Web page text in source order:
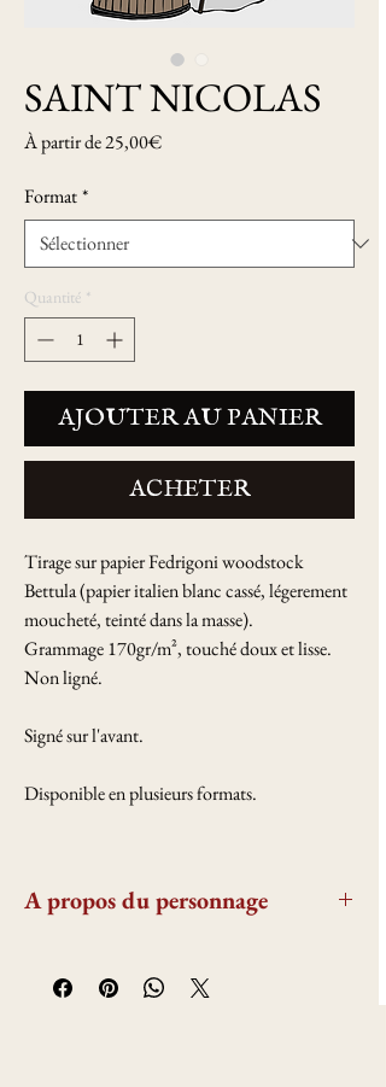
SAINT NICOLAS
À partir de25,00€Prix
Format*
Quantité *
AJOUTER AU PANIER
ACHETER
Tirage sur papier Fedrigoni woodstock
Bettula (papier italien blanc cassé, légerement
moucheté, teinté dans la masse).
Grammage 170gr/m², touché doux et lisse.
Non ligné.
Signé sur l'avant.
Disponible en plusieurs formats.
A propos du personnage
dans l'est de la France, ou il est feté et attendu